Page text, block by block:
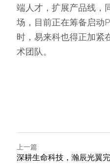
端人才，扩展产品线，
场，目前正在筹备启动
时，易来科也得正加紧
术团队。
上一篇
深耕生命科技，瀚辰光翼